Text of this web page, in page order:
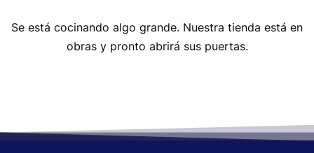
Se está cocinando algo grande. Nuestra tienda está en
obras y pronto abrirá sus puertas.